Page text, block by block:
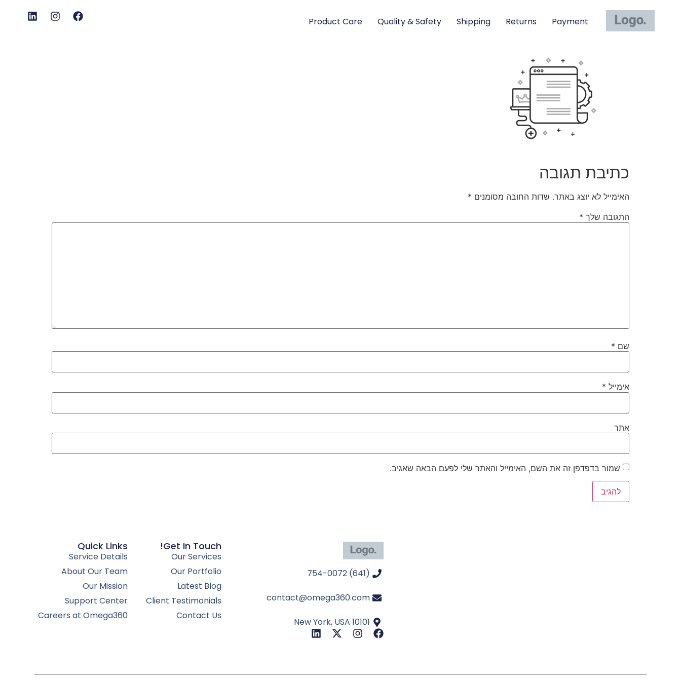
Payment
Returns
Shipping
Quality & Safety
Product Care
כתיבת תגובה
האימייל לא יוצג באתר. שדות החובה מסומנים *
התגובה שלך *
שם *
אימייל *
אתר
שמור בדפדפן זה את השם, האימייל והאתר שלי לפעם הבאה שאגיב.
(641) 754-0072
contact@omega360.com
New York, USA 10101
Get In Touch!
Our Services
Our Portfolio
Latest Blog
Client Testimonials
Contact Us
Quick Links
Service Details
About Our Team
Our Mission
Support Center
Careers at Omega360